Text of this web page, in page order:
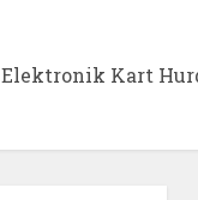
Elektronik Kart